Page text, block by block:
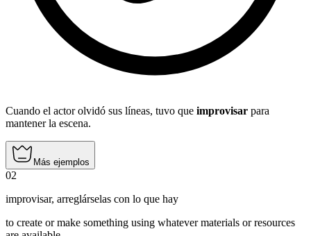
Cuando el actor olvidó sus líneas, tuvo que improvisar para
mantener la escena.
Más ejemplos
02
improvisar, arreglárselas con lo que hay
to create or make something using whatever materials or resources